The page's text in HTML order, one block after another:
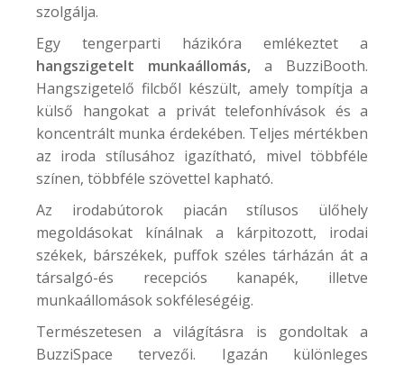
szolgálja.
Egy tengerparti házikóra emlékeztet a
hangszigetelt munkaállomás, a BuzziBooth.
Hangszigetelő filcből készült, amely tompítja a
külső hangokat a privát telefonhívások és a
koncentrált munka érdekében. Teljes mértékben
az iroda stílusához igazítható, mivel többféle
színen, többféle szövettel kapható.
Az irodabútorok piacán stílusos ülőhely
megoldásokat kínálnak a kárpitozott, irodai
székek, bárszékek, puffok széles tárházán át a
társalgó-és recepciós kanapék, illetve
munkaállomások sokféleségéig.
Természetesen a világításra is gondoltak a
BuzziSpace tervezői. Igazán különleges